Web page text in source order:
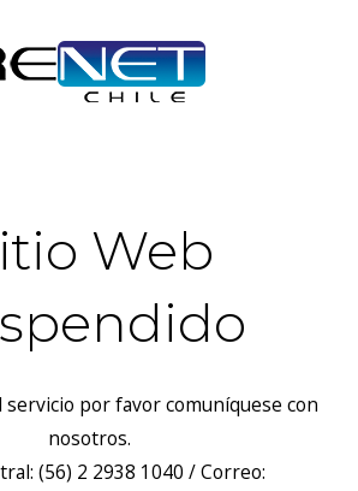
Web
servicio por favor comuníquese con
nosotros.
(56) 2 2938 1040 / Correo: